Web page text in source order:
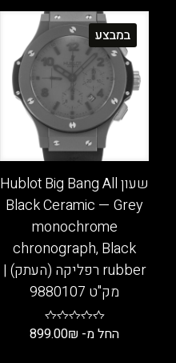
זה
יש
מספר
סוגים.
ניתן
לבחור
את
האפשרויות
בעמוד
המוצר
במבצע
שעון Hublot Big Bang All
Black Ceramic — Grey
monochrome
chronograph, Black
rubber רפליקה (העתק) |
מק"ט 9880107
החל מ- 899.00₪